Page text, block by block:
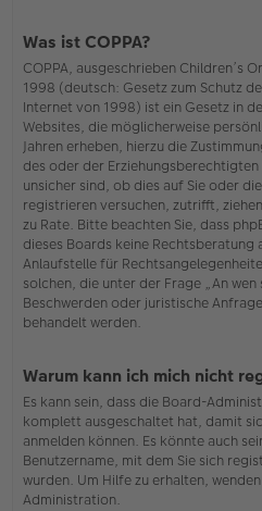
Was ist COPPA?
COPPA, ausgeschrieben Children’s
1998 (deutsch: Gesetz zum Schutz
Internet von 1998) ist ein Gesetz in
Websites, die möglicherweise
Jahren erheben, hierzu die
des oder der
unsicher sind, ob dies auf Sie oder
registrieren versuchen, zutrifft,
zu Rate. Bitte beachten Sie, dass
dieses Boards keine
Anlaufstelle für
solchen, die unter der Frage „An
Beschwerden oder juristische
behandelt werden.
Warum kann ich mich nicht
Es kann sein, dass die Board-
komplett ausgeschaltet hat, damit
anmelden können. Es könnte auch
Benutzername, mit dem Sie sich
wurden. Um Hilfe zu erhalten,
Administration.